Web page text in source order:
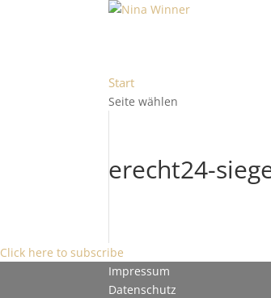
Start
Seite wählen
erecht24-
Click here to subscribe
Impressum
Datenschutz